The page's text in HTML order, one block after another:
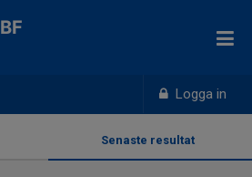
Logga in
Senaste resultat